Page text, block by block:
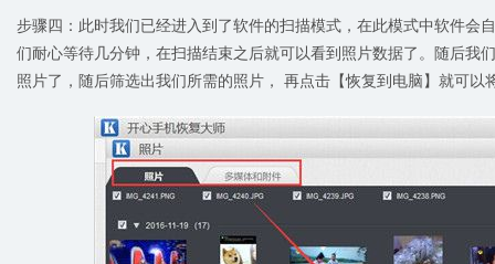
步骤四：此时我们已经进入到了软件的扫描模式，在此模式中软件会
们耐心等待几分钟，在扫描结束之后就可以看到照片数据了。随后我
照片了，随后筛选出我们所需的照片， 再点击【恢复到电脑】就可